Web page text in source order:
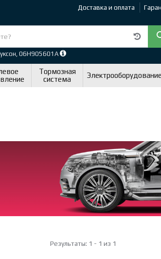
Доставка и оплата
06H905601A
Тормозная
система
Электрооборудование
Результаты: 1 - 1 из 1